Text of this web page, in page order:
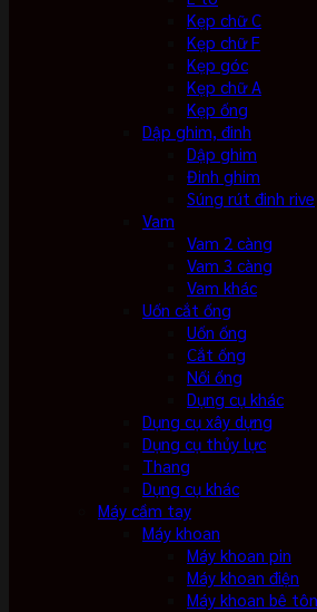
Kẹp chữ C
Kẹp chữ F
Kẹp góc
Kẹp chữ A
Kẹp ống
Dập ghim, đinh
Dập ghim
Đinh ghim
Súng rút đinh rive
Vam
Vam 2 càng
Vam 3 càng
Vam khác
Uốn cắt ống
Uốn ống
Cắt ống
Nối ống
Dụng cụ khác
Dụng cụ xây dựng
Dụng cụ thủy lực
Thang
Dụng cụ khác
Máy cầm tay
Máy khoan
Máy khoan pin
Máy khoan điện
Máy khoan bê